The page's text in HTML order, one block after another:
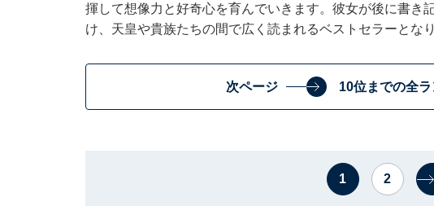
揮して想像力と好奇心を育んでいきます。彼女が後に書き
け、天皇や貴族たちの間で広く読まれるベストセラーとなり
次ページ 10位までの全
1 2